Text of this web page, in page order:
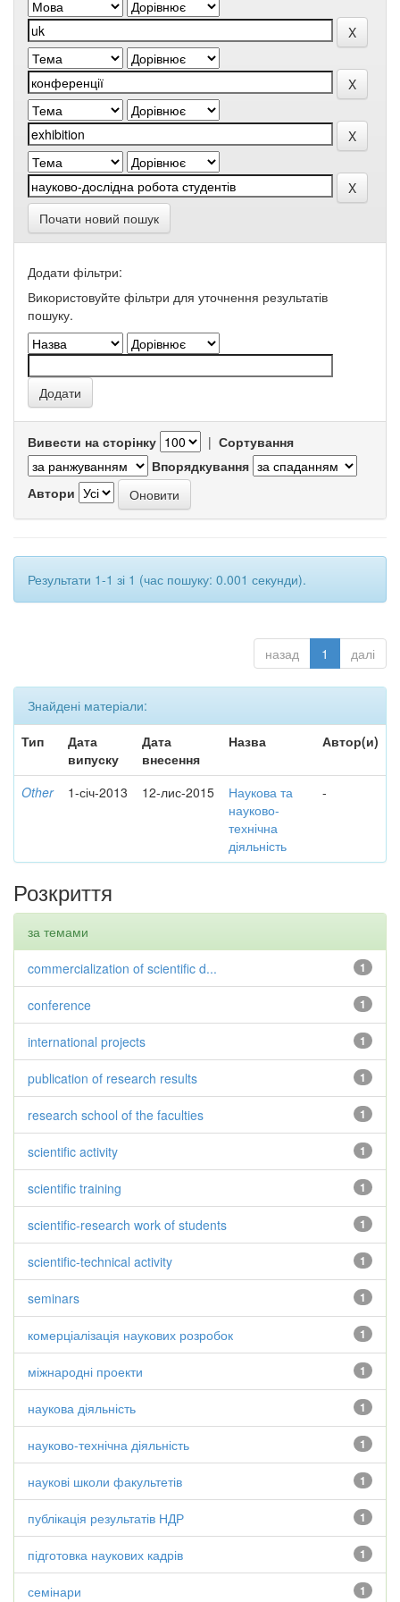
Почати новий пошук
Додати фільтри:
Використовуйте фільтри для уточнення результатів
пошуку.
Вивести на сторінку | Сортування
Впорядкування
Автори
Результати 1-1 зі 1 (час пошуку: 0.001 секунди).
назад 1 далі
Знайдені матеріали:
Тип
Дата
випуску
Дата
внесення
Назва Автор(и)
Other 1-січ-2013 12-лис-2015
Наукова та
науково-
технічна
діяльність
-
Розкриття
за темами
1
commercialization of scientific d...
1
conference
1
international projects
1
publication of research results
1
research school of the faculties
1
scientific activity
1
scientific training
1
scientific-research work of students
1
scientific-technical activity
1
seminars
1
комерціалізація наукових розробок
1
міжнародні проекти
1
наукова діяльність
1
науково-технічна діяльність
1
наукові школи факультетів
1
публікація результатів НДР
1
підготовка наукових кадрів
1
семінари